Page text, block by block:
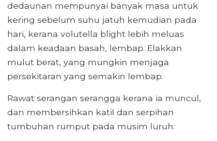
dedaunan mempunyai banyak masa untuk
kering sebelum suhu jatuh kemudian pada
hari, kerana volutella blight lebih meluas
dalam keadaan basah, lembap. Elakkan
mulut berat, yang mungkin menjaga
persekitaran yang semakin lembap.
Rawat serangan serangga kerana ia muncul,
dan membersihkan katil dan serpihan
tumbuhan rumput pada musim luruh.